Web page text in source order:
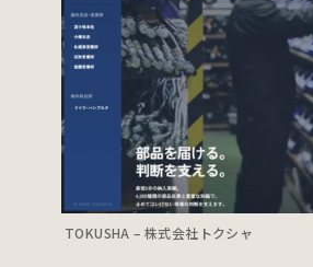
TOKUSHA – 株式会社トクシャ